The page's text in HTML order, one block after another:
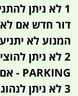
1 לא ניתן
דור חדש אם
המנוע לא יתניע
- PARKING אם לא לוחצים על דוושת הבלם
3 לא ניתן